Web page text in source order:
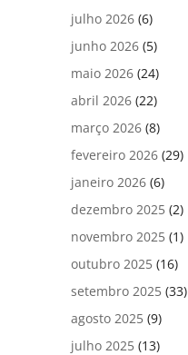
julho 2026 (6)
junho 2026 (5)
maio 2026 (24)
abril 2026 (22)
março 2026 (8)
fevereiro 2026 (29)
janeiro 2026 (6)
dezembro 2025 (2)
novembro 2025 (1)
outubro 2025 (16)
setembro 2025 (33)
agosto 2025 (9)
julho 2025 (13)